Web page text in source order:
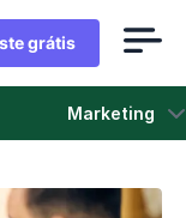
grátis
Marketing